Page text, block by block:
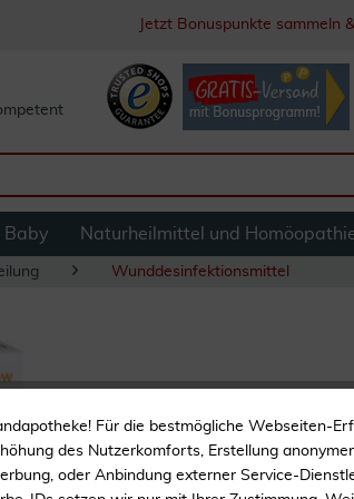
Jetzt Bonuspunkte sammeln
Baby Naturheilmittel und
Wunddesinfektionsmittel
Intrasite Gel
Für die bestmögliche Webseiten-
des Nutzerkomforts, Erstellung
oder Anbindung externer Service-